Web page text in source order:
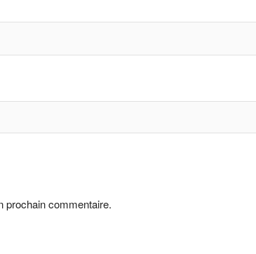
prochain commentaire.